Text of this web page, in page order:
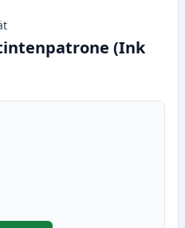
tintenpatrone (Ink